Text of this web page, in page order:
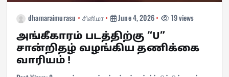
dhamaraimurasu சினிமா June 4, 2026 19 views
அங்கீகாரம் படத்திற்கு “U”
சான்றிதழ் வழங்கிய தணிக்கை
வாரியம் !